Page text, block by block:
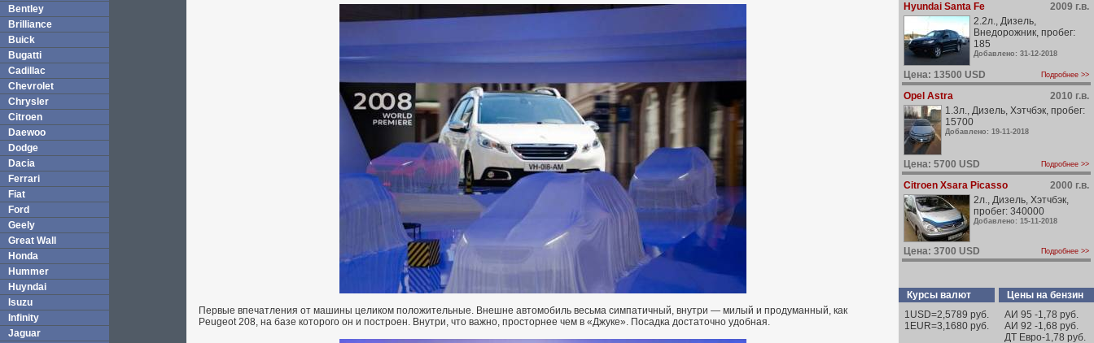
Bentley
Brilliance
Buick
Bugatti
Cadillac
Chevrolet
Chrysler
Citroen
Daewoo
Dodge
Dacia
Ferrari
Fiat
Ford
Geely
Great Wall
Honda
Hummer
Huyndai
Isuzu
Infinity
Jaguar
Первые впечатления от машины целиком положительные. Внешне автомобиль весьма симпатичный, внутри — милый и продуманный, как
Peugeot 208, на базе которого он и построен. Внутри, что важно, просторнее чем в «Джуке». Посадка достаточно удобная.
Hyundai Santa Fe
2009 г.в.
2.2л., Дизель,
Внедорожник, пробег:
185
Добавлено: 31-12-2018
Цена: 13500 USD Подробнее >>
Opel Astra
2010 г.в.
1.3л., Дизель, Хэтчбэк, пробег:
15700
Добавлено: 19-11-2018
Цена: 5700 USD Подробнее >>
Citroen Xsara Picasso
2000 г.в.
2л., Дизель, Хэтчбэк,
пробег: 340000
Добавлено: 15-11-2018
Цена: 3700 USD Подробнее >>
Курсы валют
1USD=2,5789 руб.
1EUR=3,1680 руб.
Цены на бензин
АИ 95 -1,78 руб.
АИ 92 -1,68 руб.
ДТ Евро-1,78 руб.